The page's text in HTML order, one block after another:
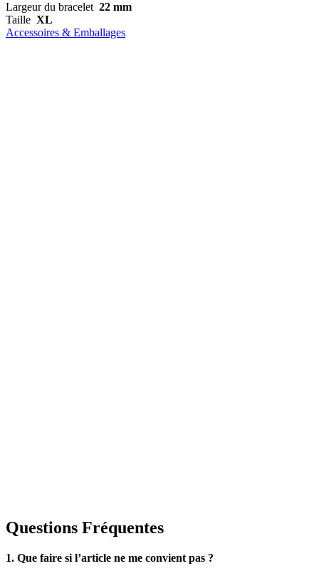
Largeur du bracelet 22 mm
Taille XL
Accessoires & Emballages
Questions Fréquentes
1. Que faire si l’article ne me convient pas ?